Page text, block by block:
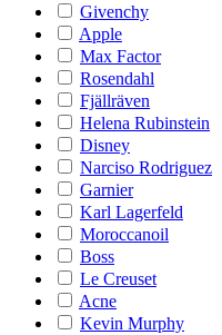
Givenchy
Apple
Max Factor
Rosendahl
Fjällräven
Helena Rubinstein
Disney
Narciso Rodriguez
Garnier
Karl Lagerfeld
Moroccanoil
Boss
Le Creuset
Acne
Kevin Murphy